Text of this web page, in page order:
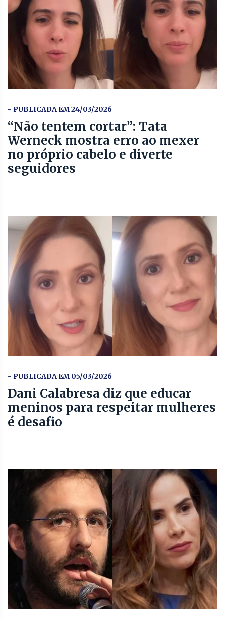
- PUBLICADA EM 24/03/2026
“Não tentem cortar”: Tata
Werneck mostra erro ao mexer
no próprio cabelo e diverte
seguidores
- PUBLICADA EM 05/03/2026
Dani Calabresa diz que educar
meninos para respeitar mulheres
é desafio